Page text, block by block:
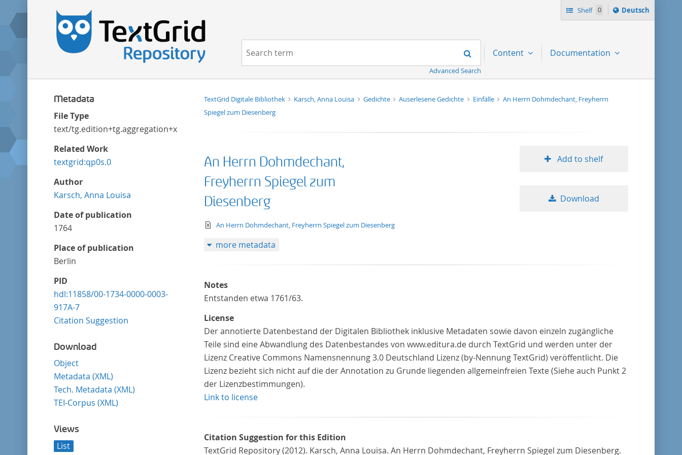
Shelf 0
Sprache
ï¿½ndern
Deutsch
Navigation Search
Advanced Search
Content Documentation
Metadata
File Type
text/tg.edition+tg.aggregation+xml
Related Work
textgrid:qp0s.0
Author
Karsch, Anna Louisa
Date of publication
1764
Place of publication
Berlin
PID
hdl:11858/00-1734-0000-0003-
917A-7
Citation Suggestion
Download
Object
Metadata (XML)
Tech. Metadata (XML)
TEI-Corpus (XML)
Views
List
TextGrid Digitale Bibliothek Karsch, Anna Louisa Gedichte Auserlesene Gedichte Einfälle
An Herrn Dohmdechant, Freyherrn
Spiegel zum Diesenberg
An Herrn Dohmdechant,
Freyherrn Spiegel zum
Diesenberg
text/xml
An Herrn Dohmdechant, Freyherrn Spiegel zum Diesenberg
Add to shelf
Download
more metadata
Notes
Entstanden etwa 1761/63.
License
Der annotierte Datenbestand der Digitalen Bibliothek inklusive Metadaten sowie davon einzeln zugängliche
Teile sind eine Abwandlung des Datenbestandes von www.editura.de durch TextGrid und werden unter der
Lizenz Creative Commons Namensnennung 3.0 Deutschland Lizenz (by-Nennung TextGrid) veröffentlicht. Die
Lizenz bezieht sich nicht auf die der Annotation zu Grunde liegenden allgemeinfreien Texte (Siehe auch Punkt 2
der Lizenzbestimmungen).
Link to license
Citation Suggestion for this Edition
TextGrid Repository (2012). Karsch, Anna Louisa. An Herrn Dohmdechant, Freyherrn Spiegel zum Diesenberg.